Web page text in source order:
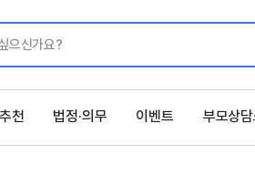
천 법정·의무 이벤트 부모상